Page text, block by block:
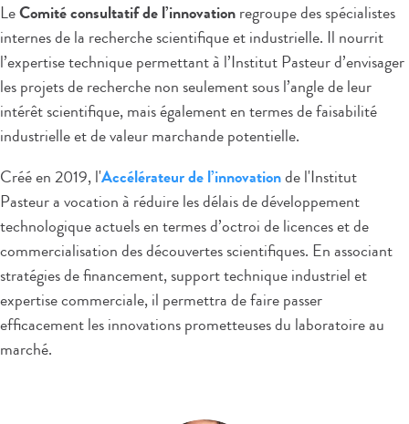
LeComité consultatif de l’innovationregroupe des spécialistes
internes de la recherche scientifique et industrielle. Il nourrit
l’expertise technique permettant à l’Institut Pasteur d’envisager
les projets de recherche non seulement sous l’angle de leur
intérêt scientifique, mais également en termes de faisabilité
industrielle et de valeur marchande potentielle.
Créé en 2019, l'Accélérateur de l’innovationde l'Institut
Pasteur a vocation à réduire les délais de développement
technologique actuels en termes d’octroi de licences et de
commercialisation des découvertes scientifiques. En associant
stratégies de financement, support technique industriel et
expertise commerciale, il permettra de faire passer
efficacement les innovations prometteuses du laboratoire au
marché.